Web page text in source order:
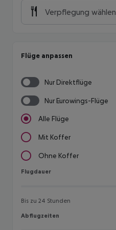
Verpflegung wählen
Flüge anpassen
Nur Direktflüge
Nur Eurowings-Flüge
Alle Flüge
Mit Koffer
Ohne Koffer
Flugdauer
Flugdauer
Bis zu 24 Stunden
Abflugzeiten
Abflugzeiten